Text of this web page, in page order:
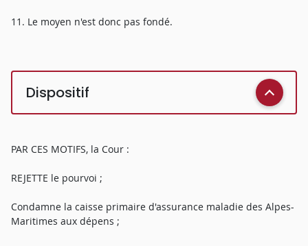
11. Le moyen n'est donc pas fondé.
Dispositif
PAR CES MOTIFS, la Cour :
REJETTE le pourvoi ;
Condamne la caisse primaire d'assurance maladie des Alpes-
Maritimes aux dépens ;